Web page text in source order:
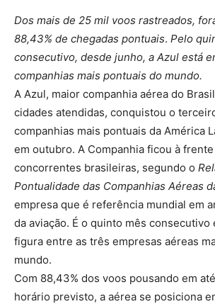
Dos mais de 25 mil voos rastreados,
88,43% de chegadas pontuais. Pelo
consecutivo, desde junho, a Azul está
companhias mais pontuais do mundo.
A Azul, maior companhia aérea do
cidades atendidas, conquistou o
companhias mais pontuais da América
em outubro. A Companhia ficou à
concorrentes brasileiras, segundo o
Pontualidade das Companhias Aéreas
empresa que é referência mundial em
da aviação. É o quinto mês consecutivo
figura entre as três empresas aéreas
mundo.
Com 88,43% dos voos pousando em
horário previsto, a aérea se posiciona